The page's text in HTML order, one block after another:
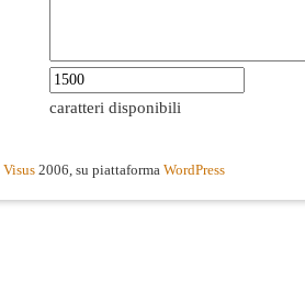
caratteri disponibili
Visus 2006, su piattaforma WordPress